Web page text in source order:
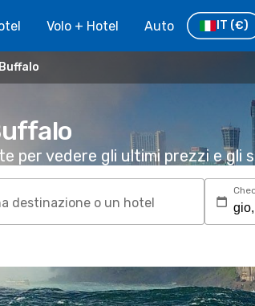
Volo + Hotel Auto IT (€)
Buffalo
per vedere gli ultimi prezzi e gli
destinazione o un hotel